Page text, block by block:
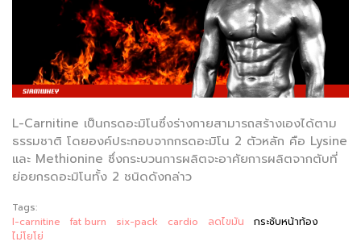
L-Carnitine เป็นกรดอะมิโนซึ่งร่างกายสามารถสร้างเองได้ตาม
ธรรมชาติ โดยองค์ประกอบจากกรดอะมิโน 2 ตัวหลัก คือ Lysine
และ Methionine ซึ่งกระบวนการผลิตจะอาศัยการผลิตจากตับที่
ย่อยกรดอะมิโนทั้ง 2 ชนิดดังกล่าว
Tags:
l-carnitine
fat burn six-pack cardio ลดไขมัน
กระชับหน้าท้อง
ไม่โยโย่